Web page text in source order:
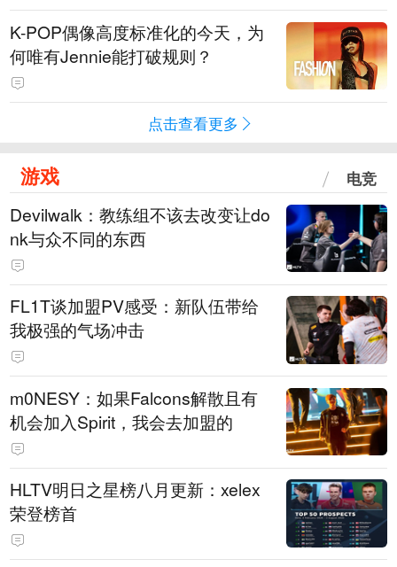
K-POP偶像高度标准化的今天，为
何唯有Jennie能打破规则？
点击查看更多
游戏 电竞
Devilwalk：教练组不该去改变让do
nk与众不同的东西
FL1T谈加盟PV感受：新队伍带给
我极强的气场冲击
m0NESY：如果Falcons解散且有
机会加入Spirit，我会去加盟的
HLTV明日之星榜八月更新：xelex
荣登榜首